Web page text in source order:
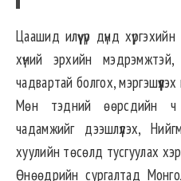
Цаашид илүү үр дүнд
хүний эрхийн мэдрэмжтэй,
чадвартай болгох,
Мөн тэдний өөрсдийн ч
чадамжийг дээшлүүлэх,
хуулийн төсөлд тусгуулах
Өнөөдрийн сургалтад